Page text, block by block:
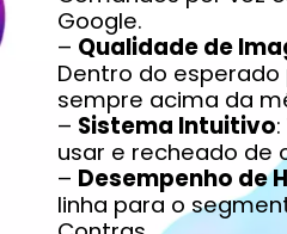
Google.
– Qualidade de
Dentro do esperado
sempre acima da
– Sistema Intuitivo
usar e recheado de
– Desempenho de
linha para o